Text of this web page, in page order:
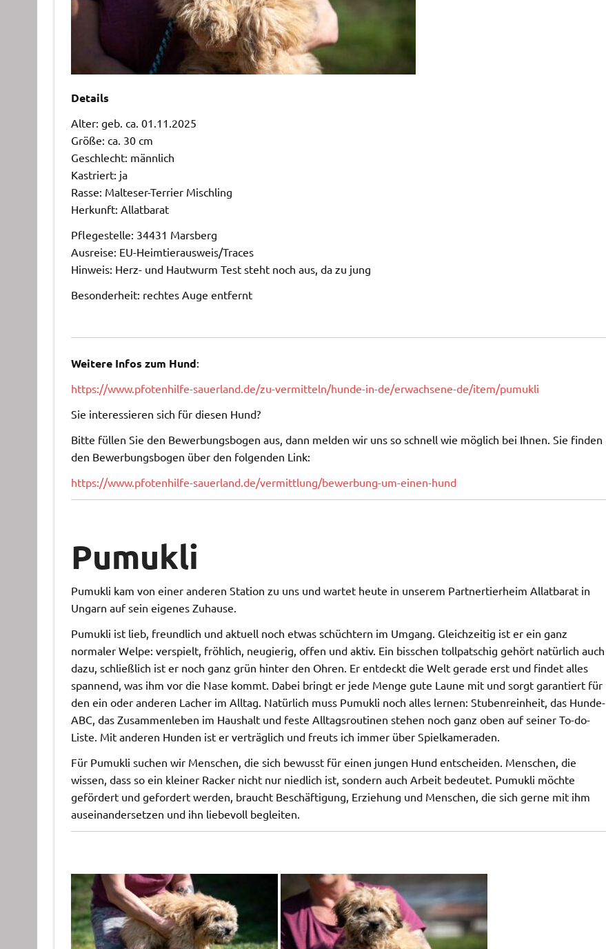
Details
Alter: geb. ca. 01.11.2025
Größe: ca. 30 cm
Geschlecht: männlich
Kastriert: ja
Rasse: Malteser-Terrier Mischling
Herkunft: Allatbarat
Pflegestelle: 34431 Marsberg
Ausreise: EU-Heimtierausweis/Traces
Hinweis: Herz- und Hautwurm Test steht noch aus, da zu jung
Besonderheit: rechtes Auge entfernt
Weitere Infos zum Hund:
https://www.pfotenhilfe-sauerland.de/zu-vermitteln/hunde-in-de/erwachsene-de/item/pumukli
Sie interessieren sich für diesen Hund?
Bitte füllen Sie den Bewerbungsbogen aus, dann melden wir uns so schnell wie möglich bei Ihnen. Sie finden
den Bewerbungsbogen über den folgenden Link:
https://www.pfotenhilfe-sauerland.de/vermittlung/bewerbung-um-einen-hund
Pumukli
Pumukli kam von einer anderen Station zu uns und wartet heute in unserem Partnertierheim Allatbarat in
Ungarn auf sein eigenes Zuhause.
Pumukli ist lieb, freundlich und aktuell noch etwas schüchtern im Umgang. Gleichzeitig ist er ein ganz
normaler Welpe: verspielt, fröhlich, neugierig, offen und aktiv. Ein bisschen tollpatschig gehört natürlich auch
dazu, schließlich ist er noch ganz grün hinter den Ohren. Er entdeckt die Welt gerade erst und findet alles
spannend, was ihm vor die Nase kommt. Dabei bringt er jede Menge gute Laune mit und sorgt garantiert für
den ein oder anderen Lacher im Alltag. Natürlich muss Pumukli noch alles lernen: Stubenreinheit, das Hunde-
ABC, das Zusammenleben im Haushalt und feste Alltagsroutinen stehen noch ganz oben auf seiner To-do-
Liste. Mit anderen Hunden ist er verträglich und freuts ich immer über Spielkameraden.
Für Pumukli suchen wir Menschen, die sich bewusst für einen jungen Hund entscheiden. Menschen, die
wissen, dass so ein kleiner Racker nicht nur niedlich ist, sondern auch Arbeit bedeutet. Pumukli möchte
gefördert und gefordert werden, braucht Beschäftigung, Erziehung und Menschen, die sich gerne mit ihm
auseinandersetzen und ihn liebevoll begleiten.